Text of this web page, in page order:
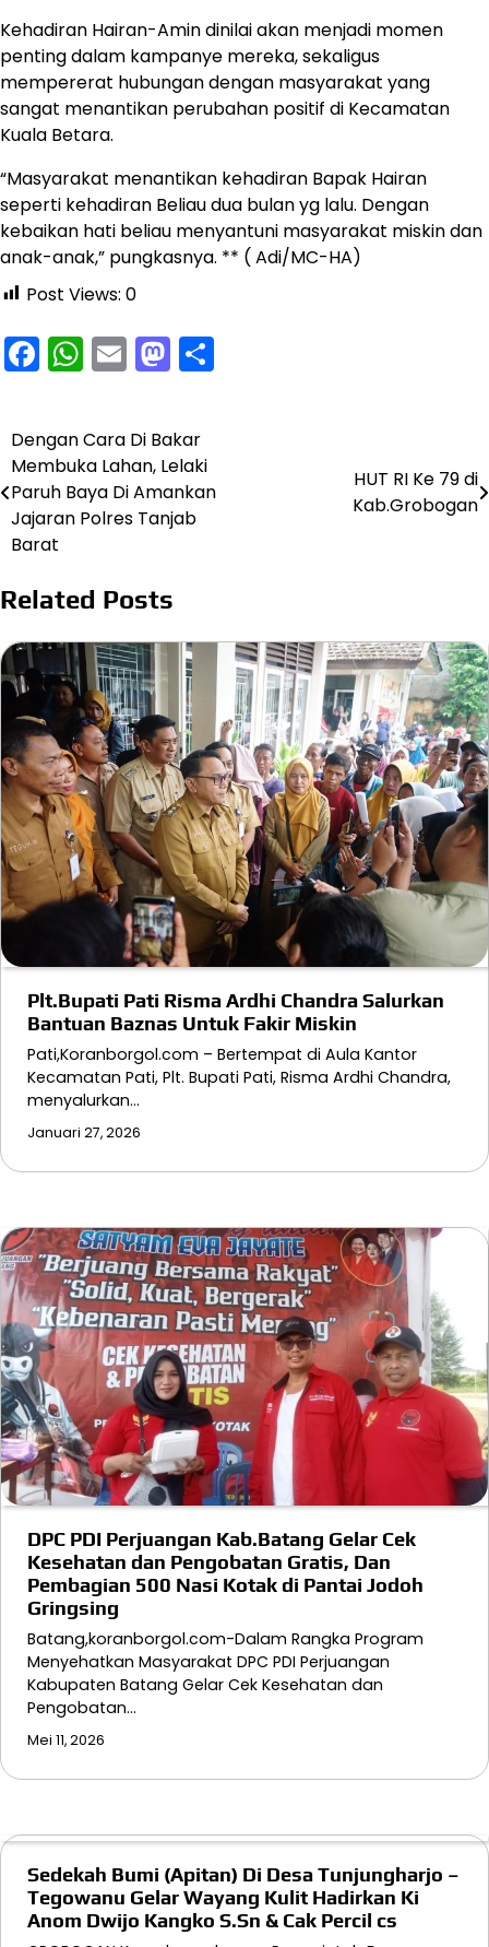
Kehadiran Hairan-Amin dinilai akan menjadi momen
penting dalam kampanye mereka, sekaligus
mempererat hubungan dengan masyarakat yang
sangat menantikan perubahan positif di Kecamatan
Kuala Betara.
“Masyarakat menantikan kehadiran Bapak Hairan
seperti kehadiran Beliau dua bulan yg lalu. Dengan
kebaikan hati beliau menyantuni masyarakat miskin dan
anak-anak,” pungkasnya. ** ( Adi/MC-HA)
Post Views: 0
Facebook
WhatsApp
EmailMastodon
Navigasi
pos
Dengan Cara Di Bakar
Membuka Lahan, Lelaki
Paruh Baya Di Amankan
Jajaran Polres Tanjab
Barat
HUT RI Ke 79 di
Kab.Grobogan
Related Posts
Plt.Bupati Pati Risma Ardhi Chandra Salurkan
Bantuan Baznas Untuk Fakir Miskin
Pati,Koranborgol.com – Bertempat di Aula Kantor
Kecamatan Pati, Plt. Bupati Pati, Risma Ardhi Chandra,
menyalurkan…
Januari 27, 2026
DPC PDI Perjuangan Kab.Batang Gelar Cek
Kesehatan dan Pengobatan Gratis, Dan
Pembagian 500 Nasi Kotak di Pantai Jodoh
Gringsing
Batang,koranborgol.com-Dalam Rangka Program
Menyehatkan Masyarakat DPC PDI Perjuangan
Kabupaten Batang Gelar Cek Kesehatan dan
Pengobatan…
Mei 11, 2026
Sedekah Bumi (Apitan) Di Desa Tunjungharjo –
Tegowanu Gelar Wayang Kulit Hadirkan Ki
Anom Dwijo Kangko S.Sn & Cak Percil cs